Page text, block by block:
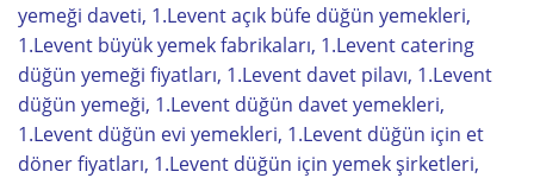
yemeği daveti, 1.Levent açık büfe düğün yemekleri,
1.Levent büyük yemek fabrikaları, 1.Levent catering
düğün yemeği fiyatları, 1.Levent davet pilavı, 1.Levent
düğün yemeği, 1.Levent düğün davet yemekleri,
1.Levent düğün evi yemekleri, 1.Levent düğün için et
döner fiyatları, 1.Levent düğün için yemek şirketleri,